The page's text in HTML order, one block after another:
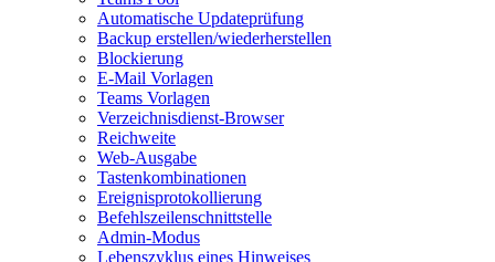
Automatische Updateprüfung
Backup erstellen/wiederherstellen
Blockierung
E-Mail Vorlagen
Teams Vorlagen
Verzeichnisdienst-Browser
Reichweite
Web-Ausgabe
Tastenkombinationen
Ereignisprotokollierung
Befehlszeilenschnittstelle
Admin-Modus
Lebenszyklus eines Hinweises